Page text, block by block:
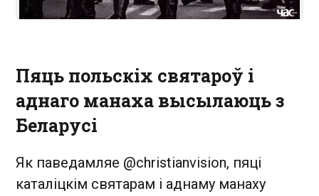
Пяць польскіх святароў і
аднаго манаха высылаюць з
Беларусі
Як паведамляе @christianvision, пяці
каталіцкім святарам і аднаму манаху